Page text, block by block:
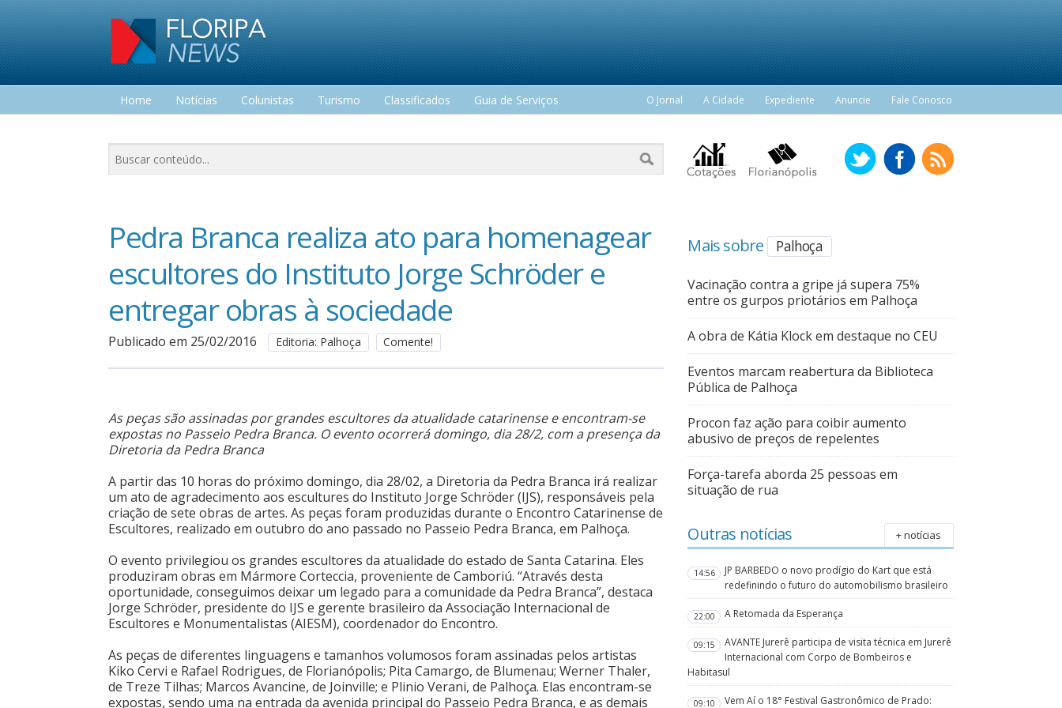
Home Notícias Colunistas Turismo Classificados
Guia de Serviços
O Jornal A Cidade Expediente Anuncie Fale Conosco
Pedra Branca realiza ato para homenagear
escultores do Instituto Jorge Schröder e
entregar obras à sociedade
Publicado em 25/02/2016 Editoria: Palhoça Comente!
As peças são assinadas por grandes escultores da atualidade catarinense e encontram-se
expostas no Passeio Pedra Branca. O evento ocorrerá domingo, dia 28/2, com a presença da
Diretoria da Pedra Branca
A partir das 10 horas do próximo domingo, dia 28/02, a Diretoria da Pedra Branca irá realizar
um ato de agradecimento aos escultures do Instituto Jorge Schröder (IJS), responsáveis pela
criação de sete obras de artes. As peças foram produzidas durante o Encontro Catarinense de
Escultores, realizado em outubro do ano passado no Passeio Pedra Branca, em Palhoça.
O evento privilegiou os grandes escultores da atualidade do estado de Santa Catarina. Eles
produziram obras em Mármore Corteccia, proveniente de Camboriú. “Através desta
oportunidade, conseguimos deixar um legado para a comunidade da Pedra Branca”, destaca
Jorge Schröder, presidente do IJS e gerente brasileiro da Associação Internacional de
Escultores e Monumentalistas (AIESM), coordenador do Encontro.
As peças de diferentes linguagens e tamanhos volumosos foram assinadas pelos artistas
Kiko Cervi e Rafael Rodrigues, de Florianópolis; Pita Camargo, de Blumenau; Werner Thaler,
de Treze Tilhas; Marcos Avancine, de Joinville; e Plinio Verani, de Palhoça. Elas encontram-se
expostas, sendo uma na entrada da avenida principal do Passeio Pedra Branca, e as demais
Mais sobre Palhoça
Vacinação contra a gripe já supera 75%
entre os gurpos priotários em Palhoça
A obra de Kátia Klock em destaque no CEU
Eventos marcam reabertura da Biblioteca
Pública de Palhoça
Procon faz ação para coibir aumento
abusivo de preços de repelentes
Força-tarefa aborda 25 pessoas em
situação de rua
Outras notícias + notícias
14:56
JP BARBEDO o novo prodígio do Kart que está
redefinindo o futuro do automobilismo brasileiro
22:00 A Retomada da Esperança
09:15
AVANTE Jurerê participa de visita técnica em Jurerê
Internacional com Corpo de Bombeiros e
Habitasul
09:10 Vem Aí o 18° Festival Gastronômico de Prado: